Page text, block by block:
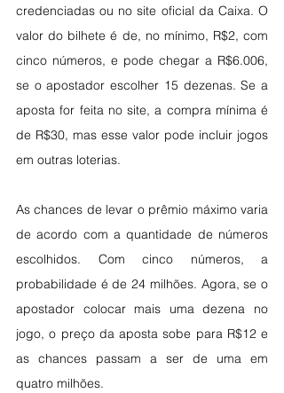
credenciadas ou no site oficial da Caixa. O
valor do bilhete é de, no mínimo, R$2, com
cinco números, e pode chegar a R$6.006,
se o apostador escolher 15 dezenas. Se a
aposta for feita no site, a compra mínima é
de R$30, mas esse valor pode incluir jogos
em outras loterias.
As chances de levar o prêmio máximo varia
de acordo com a quantidade de números
escolhidos. Com cinco números, a
probabilidade é de 24 milhões. Agora, se o
apostador colocar mais uma dezena no
jogo, o preço da aposta sobe para R$12 e
as chances passam a ser de uma em
quatro milhões.